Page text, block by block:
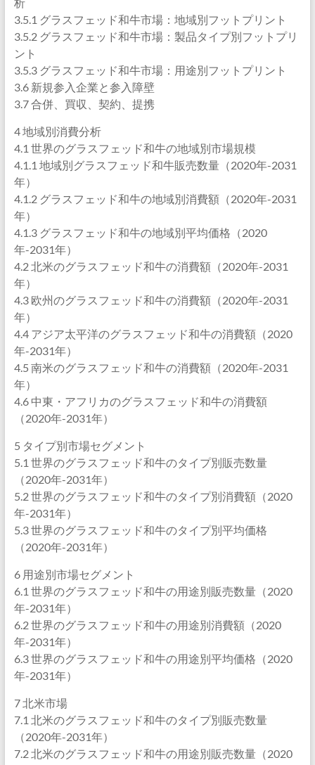
3.5.1 グラスフェッド和牛市場：地域別フットプリント
3.5.2 グラスフェッド和牛市場：製品タイプ別フットプリ
ント
3.5.3 グラスフェッド和牛市場：用途別フットプリント
3.6 新規参入企業と参入障壁
3.7 合併、買収、契約、提携
4 地域別消費分析
4.1 世界のグラスフェッド和牛の地域別市場規模
4.1.1 地域別グラスフェッド和牛販売数量（2020年-2031
年）
4.1.2 グラスフェッド和牛の地域別消費額（2020年-2031
年）
4.1.3 グラスフェッド和牛の地域別平均価格（2020
年-2031年）
4.2 北米のグラスフェッド和牛の消費額（2020年-2031
年）
4.3 欧州のグラスフェッド和牛の消費額（2020年-2031
年）
4.4 アジア太平洋のグラスフェッド和牛の消費額（2020
年-2031年）
4.5 南米のグラスフェッド和牛の消費額（2020年-2031
年）
4.6 中東・アフリカのグラスフェッド和牛の消費額
（2020年-2031年）
5 タイプ別市場セグメント
5.1 世界のグラスフェッド和牛のタイプ別販売数量
（2020年-2031年）
5.2 世界のグラスフェッド和牛のタイプ別消費額（2020
年-2031年）
5.3 世界のグラスフェッド和牛のタイプ別平均価格
（2020年-2031年）
6 用途別市場セグメント
6.1 世界のグラスフェッド和牛の用途別販売数量（2020
年-2031年）
6.2 世界のグラスフェッド和牛の用途別消費額（2020
年-2031年）
6.3 世界のグラスフェッド和牛の用途別平均価格（2020
年-2031年）
7 北米市場
7.1 北米のグラスフェッド和牛のタイプ別販売数量
（2020年-2031年）
7.2 北米のグラスフェッド和牛の用途別販売数量（2020